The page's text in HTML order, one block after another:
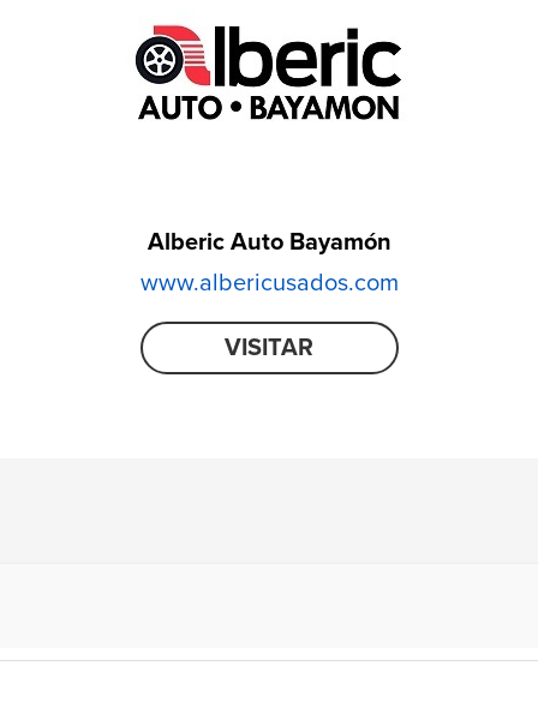
Alberic Auto Bayamón
www.albericusados.com
VISITAR